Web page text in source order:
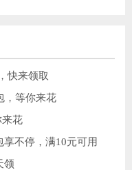
快来领取
，等你来花
花
不停，满10元可用
领